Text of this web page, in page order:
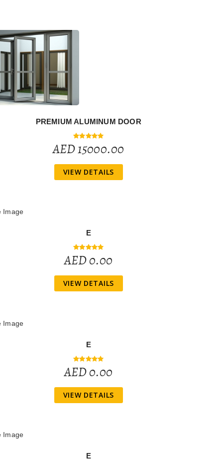
PREMIUM ALUMINUM DOOR
AED 15000.00
VIEW DETAILS
E
AED 0.00
VIEW DETAILS
E
AED 0.00
VIEW DETAILS
E